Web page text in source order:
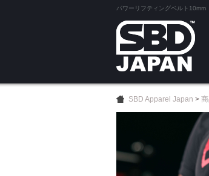
パワーリフティングベルト10mm
SBD Apparel Japan >